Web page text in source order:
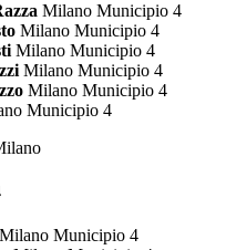
Milano Municipio 4
Milano Municipio 4
Milano Municipio 4
Milano Municipio 4
Milano Municipio 4
Municipio 4
Milano Municipio 4